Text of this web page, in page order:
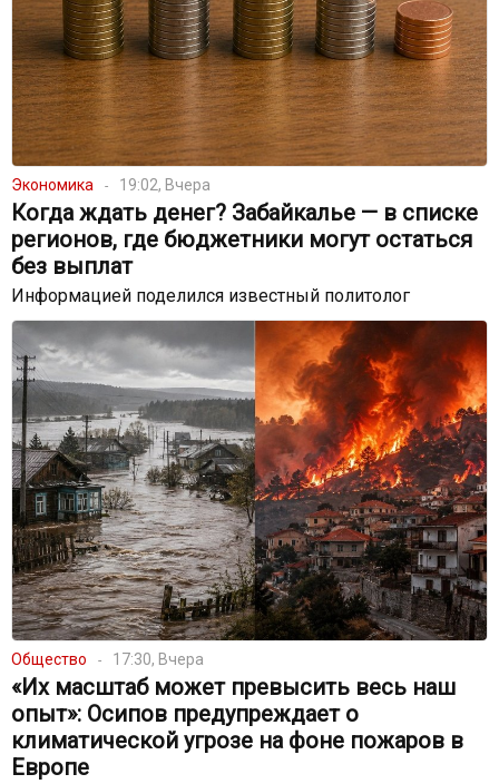
Экономика 19:02, Вчера
Когда ждать денег? Забайкалье — в списке
регионов, где бюджетники могут остаться
без выплат
Информацией поделился известный политолог
Общество 17:30, Вчера
«Их масштаб может превысить весь наш
опыт»: Осипов предупреждает о
климатической угрозе на фоне пожаров в
Европе